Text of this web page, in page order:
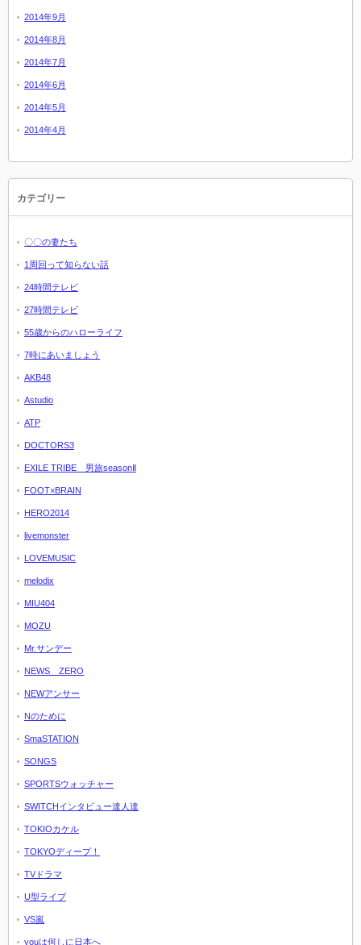
2014年9月
2014年8月
2014年7月
2014年6月
2014年5月
2014年4月
カテゴリー
〇〇の妻たち
1周回って知らない話
24時間テレビ
27時間テレビ
55歳からのハローライフ
7時にあいましょう
AKB48
Astudio
ATP
DOCTORS3
EXILE TRIBE 男旅seasonⅡ
FOOT×BRAIN
HERO2014
livemonster
LOVEMUSIC
melodix
MIU404
MOZU
Mr.サンデー
NEWS ZERO
NEWアンサー
Nのために
SmaSTATION
SONGS
SPORTSウォッチャー
SWITCHインタビュー達人達
TOKIOカケル
TOKYOディープ！
TVドラマ
U型ライブ
VS嵐
youは何しに日本へ